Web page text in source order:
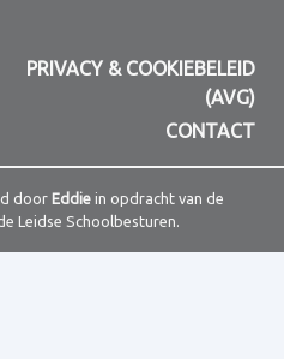
PRIVACY & COOKIEBELEID
(AVG)
CONTACT
door Eddiein opdracht van de
Leidse Schoolbesturen.